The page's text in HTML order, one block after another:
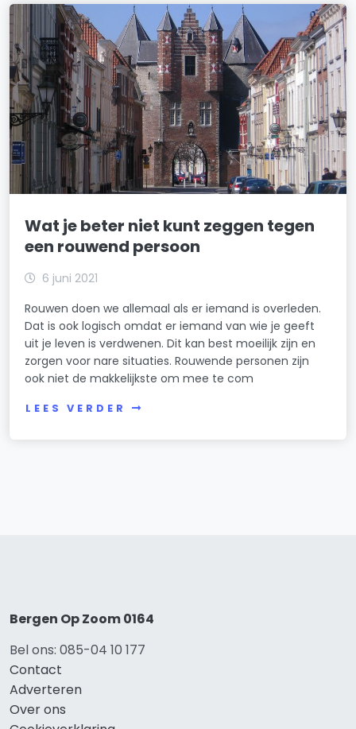
Wat je beter niet kunt zeggen tegen
een rouwend persoon
6 juni 2021
Rouwen doen we allemaal als er iemand is overleden.
Dat is ook logisch omdat er iemand van wie je geeft
uit je leven is verdwenen. Dit kan best moeilijk zijn en
zorgen voor nare situaties. Rouwende personen zijn
ook niet de makkelijkste om mee te com
LEES VERDER
Bergen Op Zoom 0164
Bel ons: 085-04 10 177
Contact
Adverteren
Over ons